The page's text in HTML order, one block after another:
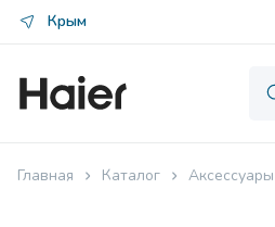
Крым
Главная Каталог Аксессуары